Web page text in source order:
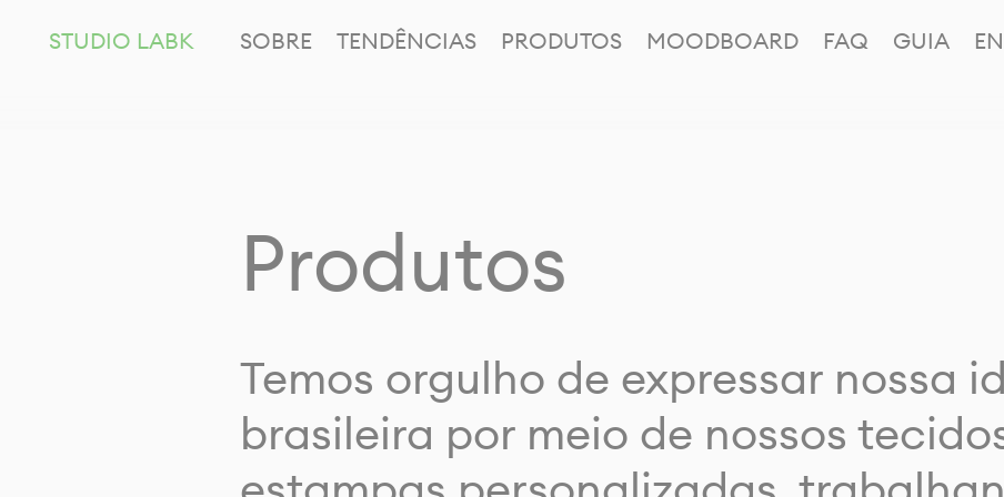
STUDIO LABK SOBRE TENDÊNCIAS PRODUTOS MOODBOARD FAQ GUIA EN
Produtos
Temos orgulho de expressar nossa
brasileira por meio de nossos